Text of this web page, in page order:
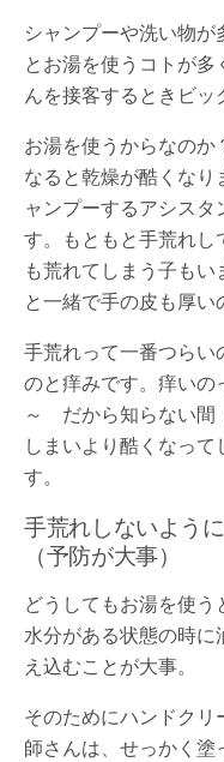
シャンプーや洗い物
とお湯を使うコトが
んを接客するときビッ
お湯を使うからなの
なると乾燥が酷くな
ャンプーするアシスタ
す。もともと手荒れし
も荒れてしまう子も
と一緒で手の皮も厚い
手荒れって一番つらい
のと痒みです。痒い
～ だから知らない間
しまいより酷くなっ
す。
手荒れしないよう
（予防が大事）
どうしてもお湯を使
水分がある状態の時に
え込むことが大事。
そのためにハンドク
師さんは、せっかく